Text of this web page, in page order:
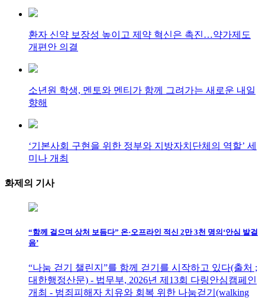
환자 신약 보장성 높이고 제약 혁신은 촉진…약가제도
개편안 의결
소년원 학생, 멘토와 멘티가 함께 그려가는 새로운 내일
향해
‘기본사회 구현을 위한 정부와 지방자치단체의 역할’ 세
미나 개최
화제의 기사
“함께 걸으며 상처 보듬다” 온·오프라인 적신 2만 3천 명의‘안심 발걸
음’
“나눔 걷기 챌린지”를 함께 걷기를 시작하고 있다(출처 ;
대한행정산문) - 법무부, 2026년 제13회 다링안심캠페인
개최 - 범죄피해자 치유와 회복 위한 나눔걷기(walking